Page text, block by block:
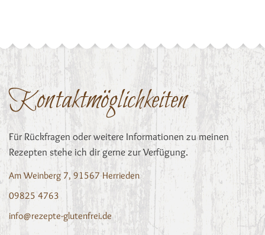
Kontaktmöglichkeiten
Für Rückfragen oder weitere Informationen zu meinen
Rezepten stehe ich dir gerne zur Verfügung.
Am Weinberg 7, 91567 Herrieden
09825 4763
info@rezepte-glutenfrei.de